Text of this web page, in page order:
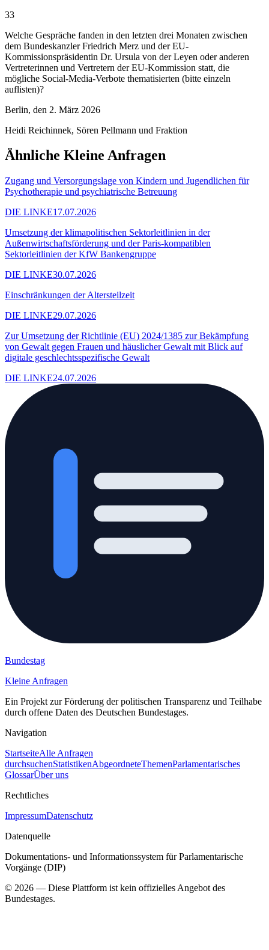
33
Welche Gespräche fanden in den letzten drei Monaten zwischen
dem Bundeskanzler Friedrich Merz und der EU-
Kommissionspräsidentin Dr. Ursula von der Leyen oder anderen
Vertreterinnen und Vertretern der EU-Kommission statt, die
mögliche Social-Media-Verbote thematisierten (bitte einzeln
auflisten)?
Berlin, den 2. März 2026
Heidi Reichinnek, Sören Pellmann und Fraktion
Ähnliche Kleine Anfragen
Zugang und Versorgungslage von Kindern und Jugendlichen für
Psychotherapie und psychiatrische Betreuung
DIE LINKE17.07.2026
Umsetzung der klimapolitischen Sektorleitlinien in der
Außenwirtschaftsförderung und der Paris-kompatiblen
Sektorleitlinien der KfW Bankengruppe
DIE LINKE30.07.2026
Einschränkungen der Altersteilzeit
DIE LINKE29.07.2026
Zur Umsetzung der Richtlinie (EU) 2024/1385 zur Bekämpfung
von Gewalt gegen Frauen und häuslicher Gewalt mit Blick auf
digitale geschlechtsspezifische Gewalt
DIE LINKE24.07.2026
Bundestag
Kleine Anfragen
Ein Projekt zur Förderung der politischen Transparenz und Teilhabe
durch offene Daten des Deutschen Bundestages.
Navigation
StartseiteAlle Anfragen
durchsuchenStatistikenAbgeordneteThemenParlamentarisches
GlossarÜber uns
Rechtliches
ImpressumDatenschutz
Datenquelle
Dokumentations- und Informationssystem für Parlamentarische
Vorgänge (DIP)
© 2026 — Diese Plattform ist kein offizielles Angebot des
Bundestages.